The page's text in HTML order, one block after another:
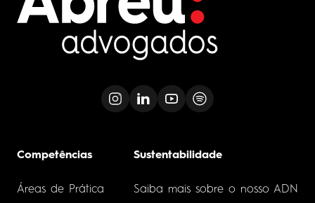
Competências
Áreas de Prática
Sustentabilidade
Saiba mais sobre o nosso ADN